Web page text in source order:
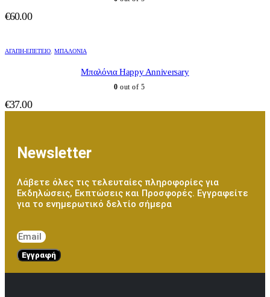
€60.00
ΑΓΆΠΗ-ΕΠΈΤΕΙΟ ΜΠΑΛΌΝΙΑ
Μπαλόνια Happy Anniversary
0 out of 5
€37.00
Newsletter
Λάβετε όλες τις τελευταίες πληροφορίες για
Εκδηλώσεις, Εκπτώσεις και Προσφορές. Εγγραφείτε
για το ενημερωτικό δελτίο σήμερα
Εγγραφή